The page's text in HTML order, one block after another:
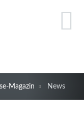
Magazin News